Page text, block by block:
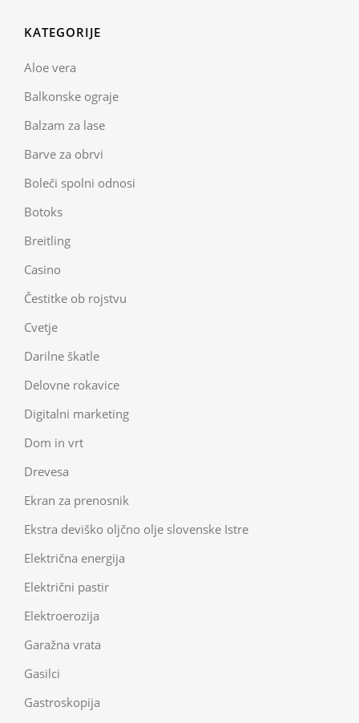
KATEGORIJE
Aloe vera
Balkonske ograje
Balzam za lase
Barve za obrvi
Boleči spolni odnosi
Botoks
Breitling
Casino
Čestitke ob rojstvu
Cvetje
Darilne škatle
Delovne rokavice
Digitalni marketing
Dom in vrt
Drevesa
Ekran za prenosnik
Ekstra deviško oljčno olje slovenske Istre
Električna energija
Električni pastir
Elektroerozija
Garažna vrata
Gasilci
Gastroskopija